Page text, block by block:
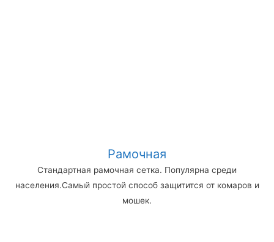
Рамочная
Стандартная рамочная сетка. Популярна среди
населения.Самый простой способ защитится от комаров и
мошек.